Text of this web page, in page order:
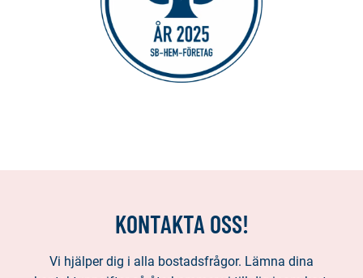
KONTAKTA OSS!
Vi hjälper dig i alla bostadsfrågor. Lämna dina